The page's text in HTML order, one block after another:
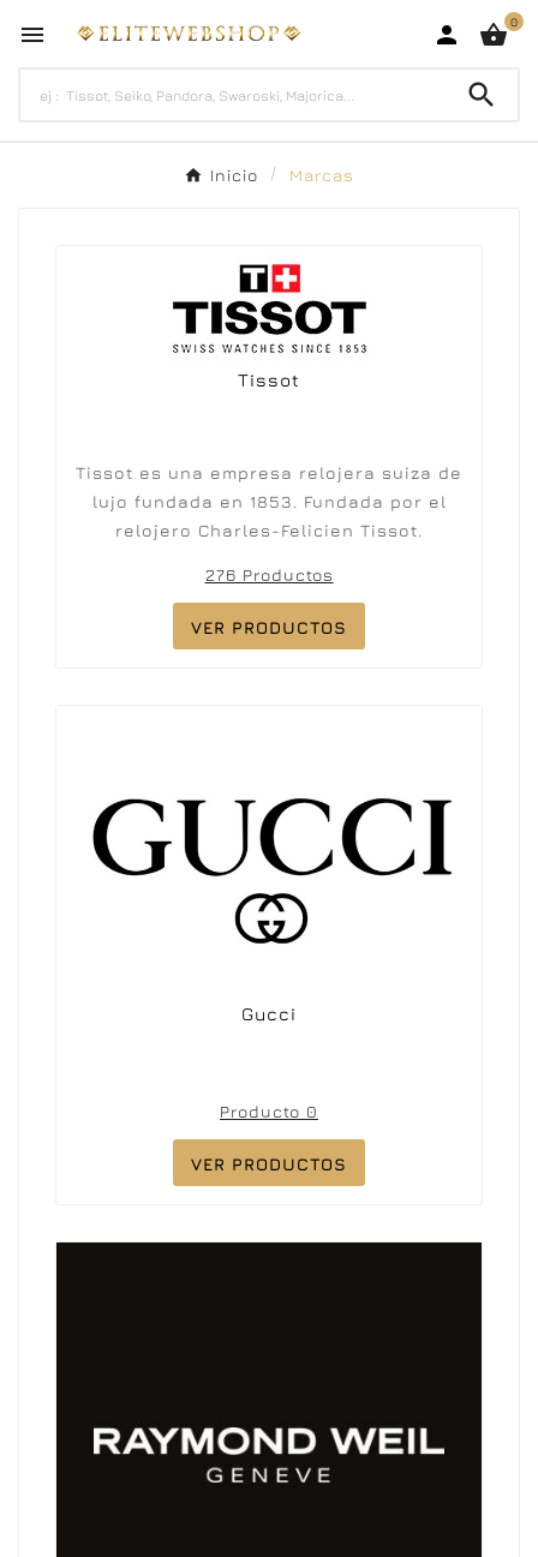
  0

Inicio Marcas
Tissot
Tissot es una empresa relojera suiza de
lujo fundada en 1853. Fundada por el
relojero Charles-Felicien Tissot.
276 Productos
VER PRODUCTOS
Gucci
Producto 0
VER PRODUCTOS